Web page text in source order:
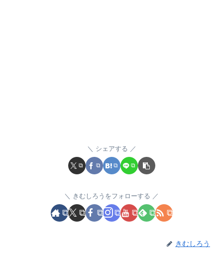
シェアする
きむしろうをフォローする
きむしろう